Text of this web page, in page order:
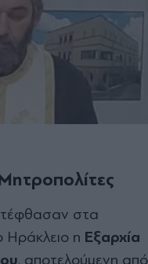
στα
Ηράκλειο η Εξαρχία
, αποτελούμενη από